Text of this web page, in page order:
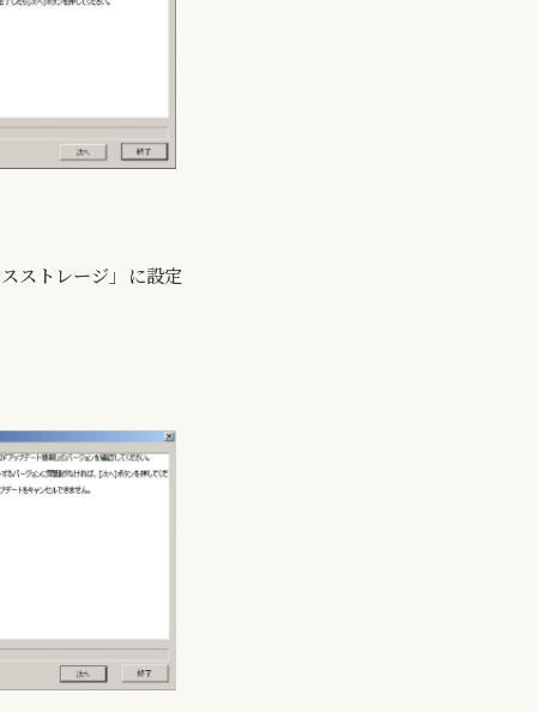
ストレージ」に設定